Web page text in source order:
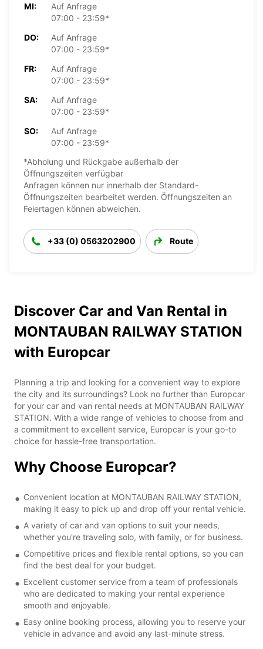
MI:
Auf Anfrage
07:00 - 23:59*
DO:
Auf Anfrage
07:00 - 23:59*
FR:
Auf Anfrage
07:00 - 23:59*
SA:
Auf Anfrage
07:00 - 23:59*
SO:
Auf Anfrage
07:00 - 23:59*
*Abholung und Rückgabe außerhalb der
Öffnungszeiten verfügbar
Anfragen können nur innerhalb der Standard-
Öffnungszeiten bearbeitet werden. Öffnungszeiten an
Feiertagen können abweichen.
+33 (0) 0563202900 Route
Discover Car and Van Rental in
MONTAUBAN RAILWAY STATION
with Europcar
Planning a trip and looking for a convenient way to explore
the city and its surroundings? Look no further than Europcar
for your car and van rental needs at MONTAUBAN RAILWAY
STATION. With a wide range of vehicles to choose from and
a commitment to excellent service, Europcar is your go-to
choice for hassle-free transportation.
Why Choose Europcar?
Convenient location at MONTAUBAN RAILWAY STATION,
making it easy to pick up and drop off your rental vehicle.
A variety of car and van options to suit your needs,
whether you're traveling solo, with family, or for business.
Competitive prices and flexible rental options, so you can
find the best deal for your budget.
Excellent customer service from a team of professionals
who are dedicated to making your rental experience
smooth and enjoyable.
Easy online booking process, allowing you to reserve your
vehicle in advance and avoid any last-minute stress.